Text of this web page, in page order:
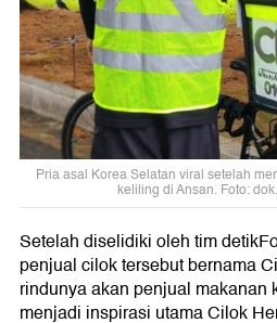
Pria asal Korea Selatan viral setelah
keliling di Ansan. Foto:
Setelah diselidiki oleh tim
penjual cilok tersebut bernama
rindunya akan penjual makanan
menjadi inspirasi utama Cilok